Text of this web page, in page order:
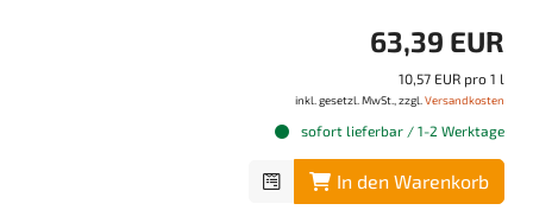
63,39 EUR
10,57 EUR pro 1 l
inkl. gesetzl. MwSt., zzgl. Versandkosten
sofort lieferbar / 1-2 Werktage
In den Warenkorb